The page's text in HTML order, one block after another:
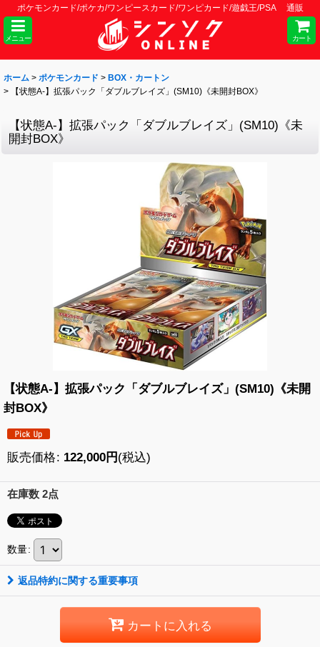
ポケモンカード/ポケカ/ワンピースカード/ワンピカード/遊戯王/PSA 通販
メニュー カート
ホーム > ポケモンカード > BOX・カートン
>
【状態A-】拡張パック「ダブルブレイズ」(SM10)《未開封BOX》
【状態A-】拡張パック「ダブルブレイズ」(SM10)《未
開封BOX》
【状態A-】拡張パック「ダブルブレイズ」(SM10)《未開
封BOX》
販売価格: 122,000円 (税込)
在庫数 2点
数量:
返品特約に関する重要事項
カートに入れる